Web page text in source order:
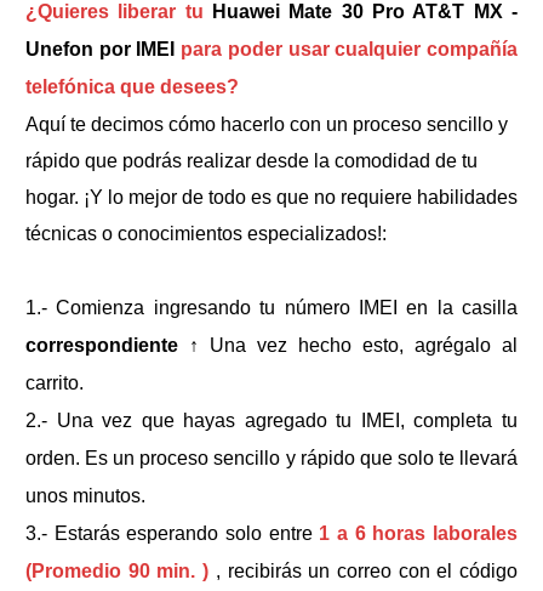
¿Quieres liberar tu
Huawei Mate 30 Pro AT&T MX -
Unefon por IMEI
para poder usar cualquier compañía
telefónica que desees?
Aquí te decimos cómo hacerlo con un proceso sencillo y
rápido que podrás realizar desde la comodidad de tu
hogar. ¡Y lo mejor de todo es que no requiere habilidades
técnicas o conocimientos especializados!:
1.- Comienza ingresando tu número IMEI en la casilla
correspondiente ↑ Una vez hecho esto, agrégalo al
carrito.
2.- Una vez que hayas agregado tu IMEI, completa tu
orden. Es un proceso sencillo y rápido que solo te llevará
unos minutos.
3.- Estarás esperando solo entre 1 a 6 horas laborales
(Promedio 90 min. ) , recibirás un correo con el código